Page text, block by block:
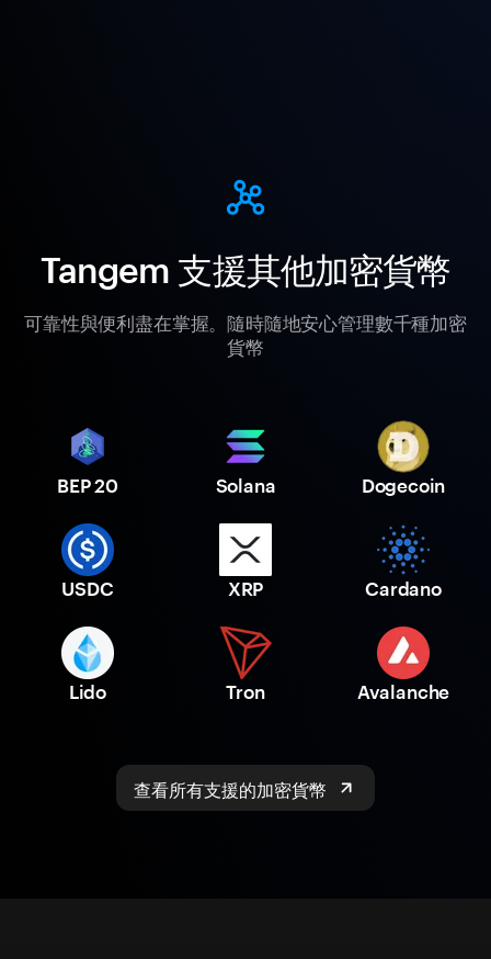
Tangem 支援其他加密貨幣
可靠性與便利盡在掌握。隨時隨地安心管理數千種加密
貨幣
BEP 20 Solana Dogecoin
USDC XRP Cardano
Lido Tron Avalanche
查看所有支援的加密貨幣